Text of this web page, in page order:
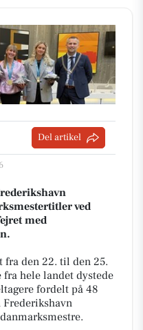
Del artikel
ved
med
den 22. til den 25.
hele landet dystede
fordelt på 48